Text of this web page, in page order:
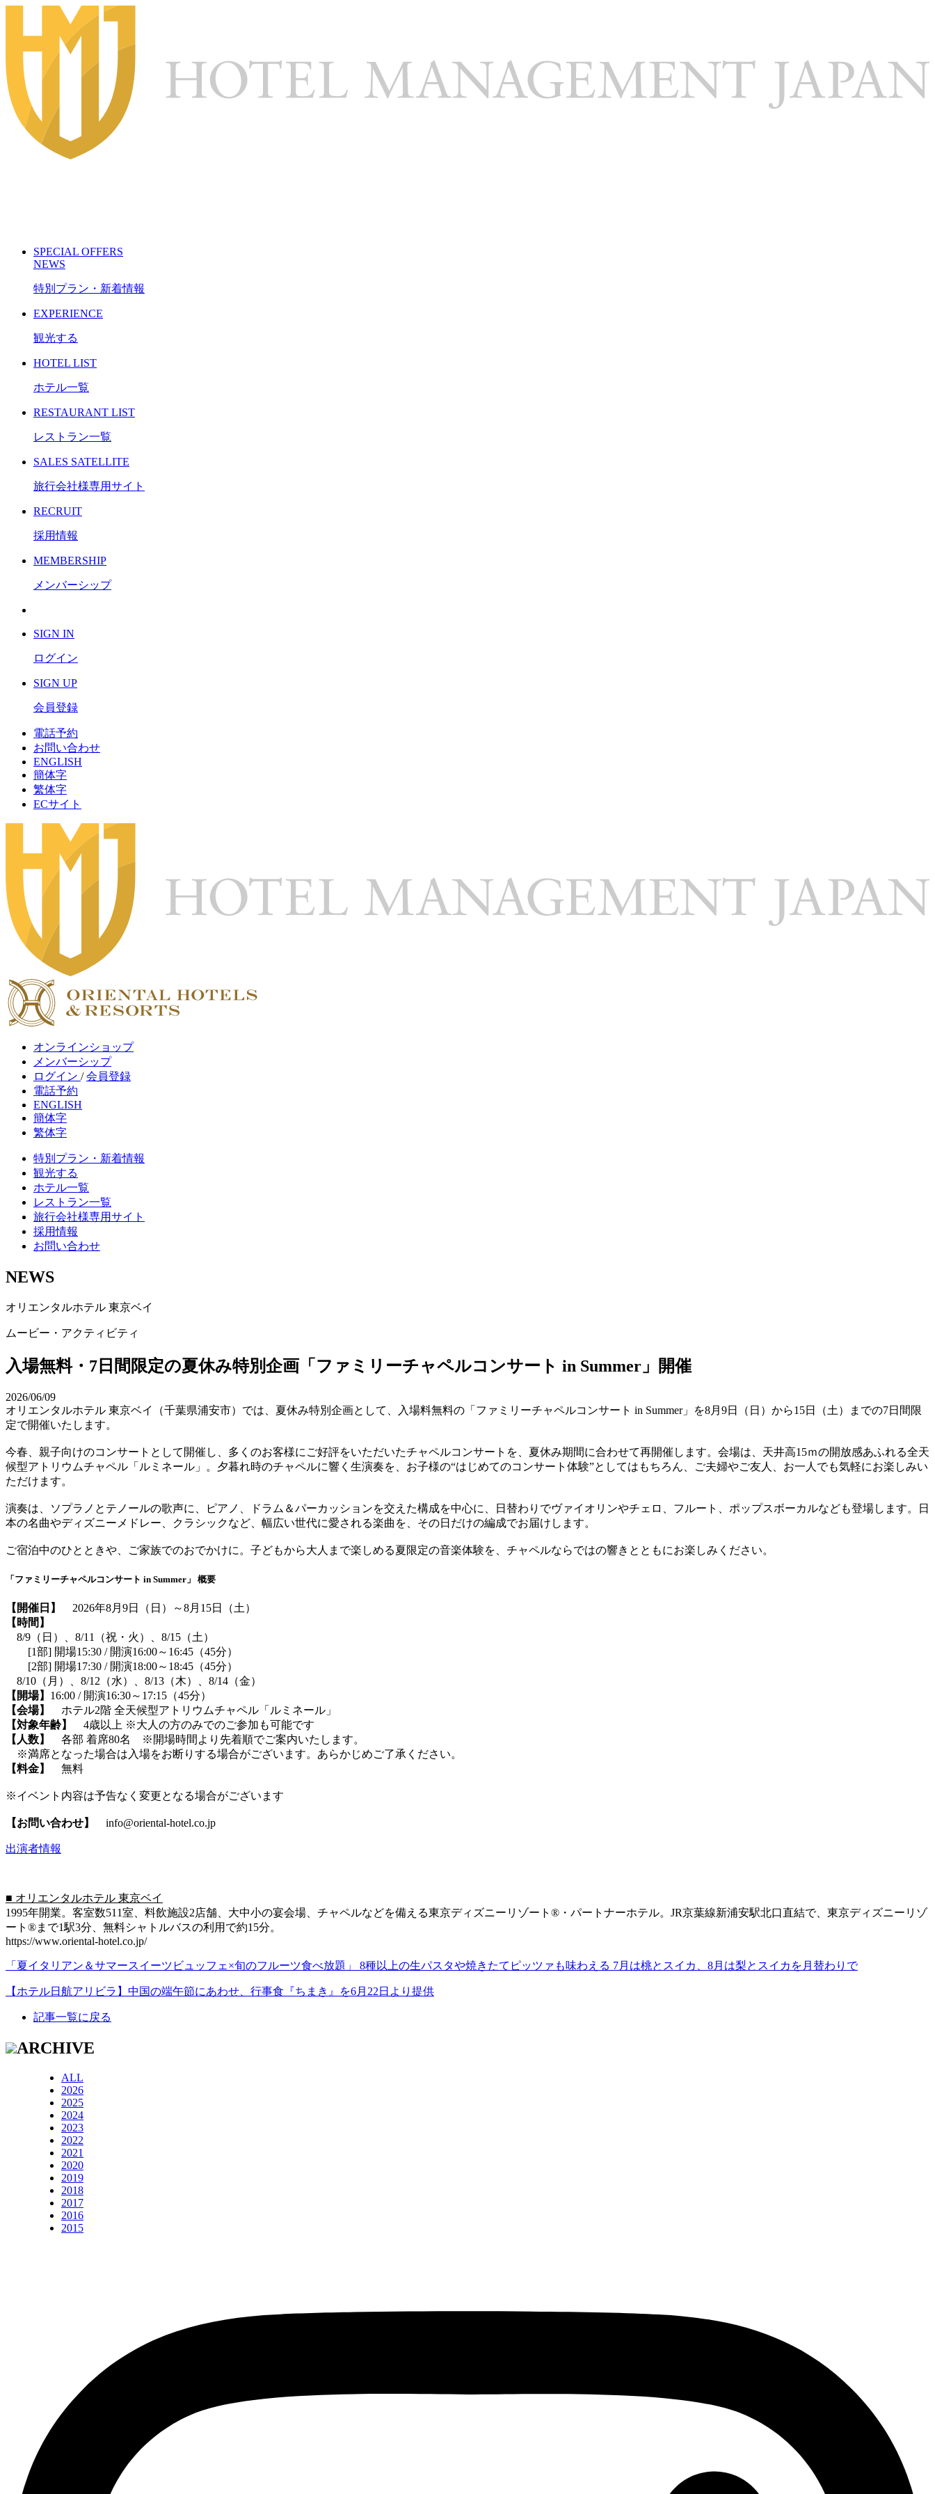
SPECIAL OFFERS
NEWS
特別プラン・新着情報
EXPERIENCE
観光する
HOTEL LIST
ホテル一覧
RESTAURANT LIST
レストラン一覧
SALES SATELLITE
旅行会社様専用サイト
RECRUIT
採用情報
MEMBERSHIP
メンバーシップ
SIGN IN
ログイン
SIGN UP
会員登録
電話予約
お問い合わせ
ENGLISH
簡体字
繁体字
ECサイト
オンラインショップ
メンバーシップ
ログイン /会員登録
電話予約
ENGLISH
簡体字
繁体字
特別プラン・新着情報
観光する
ホテル一覧
レストラン一覧
旅行会社様専用サイト
採用情報
お問い合わせ
NEWS
オリエンタルホテル 東京ベイ
ムービー・アクティビティ
入場無料・7日間限定の夏休み特別企画「ファミリーチャペルコンサート in Summer」開催
2026/06/09
オリエンタルホテル 東京ベイ（千葉県浦安市）では、夏休み特別企画として、入場料無料の「ファミリーチャペルコンサート in Summer」を8月9日（日）から15日（土）までの7日間限
定で開催いたします。
今春、親子向けのコンサートとして開催し、多くのお客様にご好評をいただいたチャペルコンサートを、夏休み期間に合わせて再開催します。会場は、天井高15ｍの開放感あふれる全天
候型アトリウムチャペル「ルミネール」。夕暮れ時のチャペルに響く生演奏を、お子様の“はじめてのコンサート体験”としてはもちろん、ご夫婦やご友人、お一人でも気軽にお楽しみい
ただけます。
演奏は、ソプラノとテノールの歌声に、ピアノ、ドラム＆パーカッションを交えた構成を中心に、日替わりでヴァイオリンやチェロ、フルート、ポップスボーカルなども登場します。日
本の名曲やディズニーメドレー、クラシックなど、幅広い世代に愛される楽曲を、その日だけの編成でお届けします。
ご宿泊中のひとときや、ご家族でのおでかけに。子どもから大人まで楽しめる夏限定の音楽体験を、チャペルならではの響きとともにお楽しみください。
「ファミリーチャペルコンサート in Summer」 概要
【開催日】
2026年8月9日（日）～8月15日（土）
【時間】
8/9（日）、8/11（祝・火）、8/15（土）
[1部] 開場15:30 / 開演16:00～16:45（45分）
[2部] 開場17:30 / 開演18:00～18:45（45分）
8/10（月）、8/12（水）、8/13（木）、8/14（金）
【開場】 16:00 / 開演16:30～17:15（45分）
【会場】
ホテル2階 全天候型アトリウムチャペル「ルミネール」
【対象年齢】
4歳以上 ※大人の方のみでのご参加も可能です
【人数】
各部 着席80名 ※開場時間より先着順でご案内いたします。
※満席となった場合は入場をお断りする場合がございます。あらかじめご了承ください。
【料金】
無料
※イベント内容は予告なく変更となる場合がございます
【お問い合わせ】 info@oriental-hotel.co.jp
出演者情報
■ オリエンタルホテル 東京ベイ
1995年開業。客室数511室、料飲施設2店舗、大中小の宴会場、チャペルなどを備える東京ディズニーリゾート®・パートナーホテル。JR京葉線新浦安駅北口直結で、東京ディズニーリゾ
ート®まで1駅3分、無料シャトルバスの利用で約15分。
https://www.oriental-hotel.co.jp/
「夏イタリアン＆サマースイーツビュッフェ×旬のフルーツ食べ放題」 8種以上の生パスタや焼きたてピッツァも味わえる 7月は桃とスイカ、8月は梨とスイカを月替わりで
【ホテル日航アリビラ】中国の端午節にあわせ、行事食『ちまき』を6月22日より提供
記事一覧に戻る
ARCHIVE
ALL
2026
2025
2024
2023
2022
2021
2020
2019
2018
2017
2016
2015